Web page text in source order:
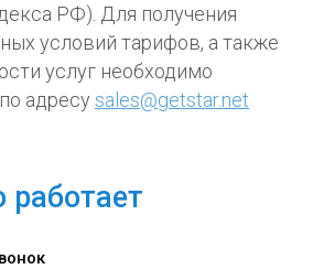
РФ). Для получения
условий тарифов, а также
услуг необходимо
адресу sales@getstar.net
работает